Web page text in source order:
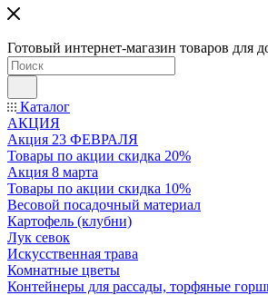
Готовый интернет-магазин товаров для
Каталог
АКЦИЯ
Акция 23 ФЕВРАЛЯ
Товары по акции скидка 20%
Акция 8 марта
Товары по акции скидка 10%
Весовой посадочный материал
Картофель (клубни)
Лук севок
Искусственная трава
Комнатные цветы
Контейнеры для рассады, торфяные